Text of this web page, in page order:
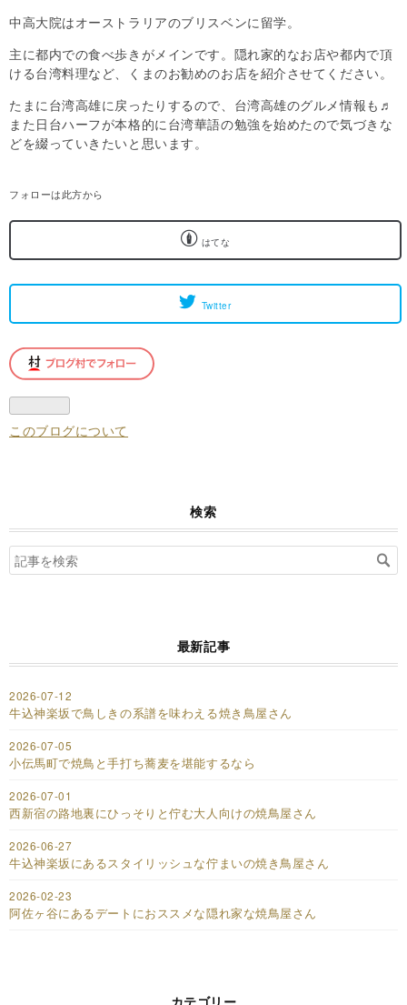
中高大院はオーストラリアのブリスベンに留学。
主に都内での食べ歩きがメインです。隠れ家的なお店や都内で頂
ける台湾料理など、くまのお勧めのお店を紹介させてください。
たまに台湾高雄に戻ったりするので、台湾高雄のグルメ情報も♬
また日台ハーフが本格的に台湾華語の勉強を始めたので気づきな
どを綴っていきたいと思います。
フォローは此方から
はてな
Twitter
このブログについて
検索
最新記事
2026-07-12
牛込神楽坂で鳥しきの系譜を味わえる焼き鳥屋さん
2026-07-05
小伝馬町で焼鳥と手打ち蕎麦を堪能するなら
2026-07-01
西新宿の路地裏にひっそりと佇む大人向けの焼鳥屋さん
2026-06-27
牛込神楽坂にあるスタイリッシュな佇まいの焼き鳥屋さん
2026-02-23
阿佐ヶ谷にあるデートにおススメな隠れ家な焼鳥屋さん
カテゴリー